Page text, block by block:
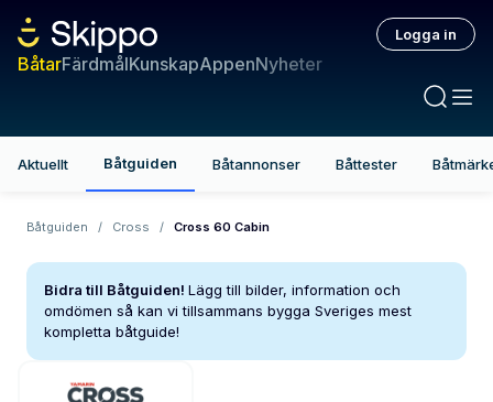
BåtarFärdmålKunskapAppenNyheter
Logga in
Aktuellt Båtguiden Båtannonser Båttester
Båtguiden / Cross / Cross 60 Cabin
Bidra till Båtguiden! Lägg till bilder, information och
omdömen så kan vi tillsammans bygga Sveriges mest
kompletta båtguide!